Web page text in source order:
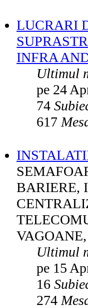
LUCRARI
INFRA
Ultimul
pe 24
74
617
BARIERE,
Ultimul
pe 15
16
274